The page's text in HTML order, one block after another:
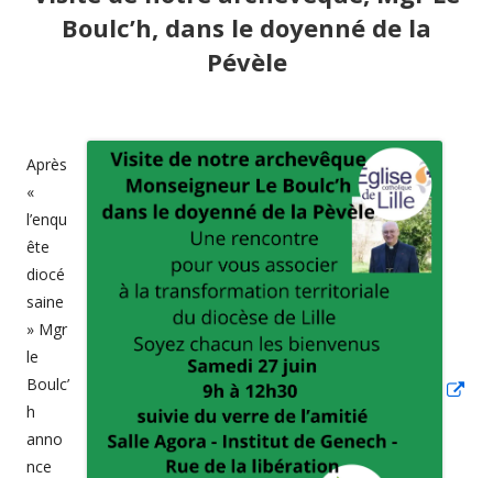
Boulc’h, dans le doyenné de la
Pévèle
Après
«
l’enqu
ête
diocé
saine
» Mgr
le
Boulc’
h
anno
nce